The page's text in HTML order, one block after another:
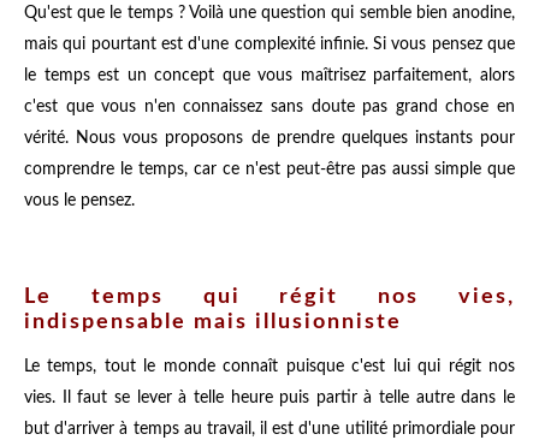
Qu'est que le temps ? Voilà une question qui semble bien anodine,
mais qui pourtant est d'une complexité infinie. Si vous pensez que
le temps est un concept que vous maîtrisez parfaitement, alors
c'est que vous n'en connaissez sans doute pas grand chose en
vérité. Nous vous proposons de prendre quelques instants pour
comprendre le temps, car ce n'est peut-être pas aussi simple que
vous le pensez.
Le temps qui régit nos vies,
indispensable mais illusionniste
Le temps, tout le monde connaît puisque c'est lui qui régit nos
vies. Il faut se lever à telle heure puis partir à telle autre dans le
but d'arriver à temps au travail, il est d'une utilité primordiale pour